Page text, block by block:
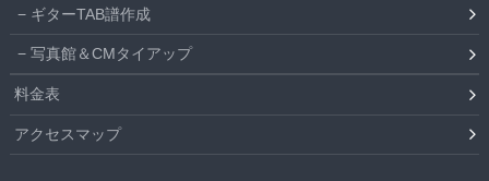
ギターTAB譜作成
写真館＆CMタイアップ
料金表
アクセスマップ